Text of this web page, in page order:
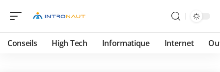
Conseils High Tech Informatique Internet